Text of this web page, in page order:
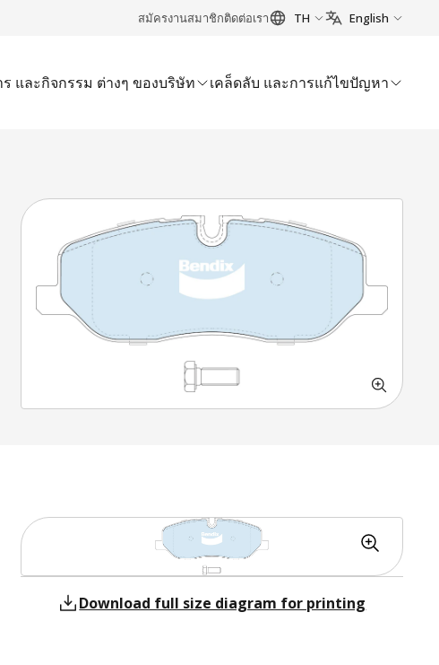
สมัครงานสมาชิกติดต่อเรา TH English
และกิจกรรม ต่างๆ ของบริษัท เคล็ดลับ และการแก้ไขปัญหา
Download full size diagram for printing